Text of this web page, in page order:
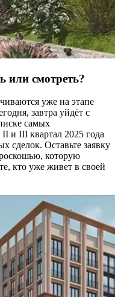
или смотреть?
уже на этапе
завтра уйдёт с
самых
и III квартал 2025 года
сделок. Оставьте заявку
которую
кто уже живет в своей